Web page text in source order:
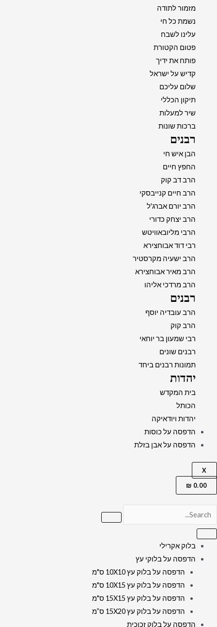
מזמור לתודה
נשמת כל חי
עלינו לשבח
פטום הקטורת
פותח את ידיך
קדיש על ישראל
שלום עליכם
תיקון הכללי
שיר למעלות
ברכות שונות
רבנים
הבן איש חי
החפץ חיים
הרב דב קוק
הרב חיים קנייבסקי
הרב יורם אברג'ל
הרב יצחק כדורי
הרבי מליובאוויטש
רבי דוד אבוחצירא
הרב ישעיה מקרסטיר
הרב מאיר אבוחצירא
הרב מרדכי אליהו
רבנים
הרב עובדיה יוסף
הרב קוק
רבי שמעון בר יוחאי
רבנים שונים
תמונות רבנים ביחד
יהדות
בית המקדש
הכותל
יהדות ויודאיקה
הדפסה על כוסות
הדפסה על אבן בזלת
X
0.00
₪
בלוק אקרילי
הדפסה על בלוקי עץ
הדפסה על בלוק עץ 10X10 ס"מ
הדפסה על בלוק עץ 10X15 ס"מ
הדפסה על בלוק עץ 15X15 ס"מ
הדפסה על בלוק עץ 15X20 ס”מ
הדפסה על בלוק זכוכית